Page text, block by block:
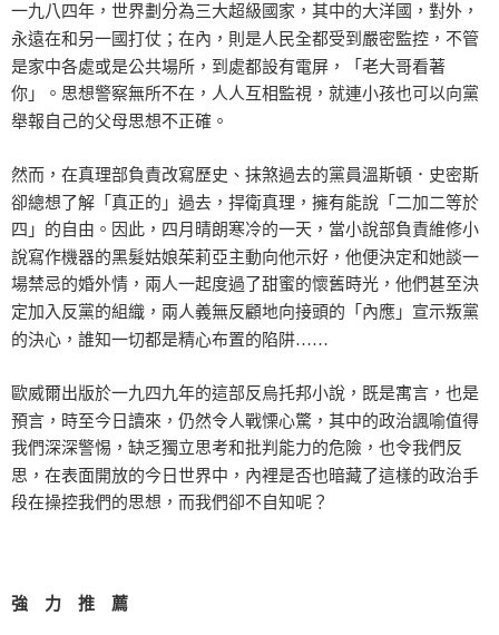
一九八四年，世界劃分為三大超級國家，其中的大洋國，對外，
永遠在和另一國打仗；在內，則是人民全都受到嚴密監控，不管
是家中各處或是公共場所，到處都設有電屏，「老大哥看著
你」。思想警察無所不在，人人互相監視，就連小孩也可以向黨
舉報自己的父母思想不正確。
然而，在真理部負責改寫歷史、抹煞過去的黨員溫斯頓．史密斯
卻總想了解「真正的」過去，捍衛真理，擁有能說「二加二等於
四」的自由。因此，四月晴朗寒冷的一天，當小說部負責維修小
說寫作機器的黑髮姑娘茱莉亞主動向他示好，他便決定和她談一
場禁忌的婚外情，兩人一起度過了甜蜜的懷舊時光，他們甚至決
定加入反黨的組織，兩人義無反顧地向接頭的「內應」宣示叛黨
的決心，誰知一切都是精心布置的陷阱……
歐威爾出版於一九四九年的這部反烏托邦小說，既是寓言，也是
預言，時至今日讀來，仍然令人戰慄心驚，其中的政治諷喻值得
我們深深警惕，缺乏獨立思考和批判能力的危險，也令我們反
思，在表面開放的今日世界中，內裡是否也暗藏了這樣的政治手
段在操控我們的思想，而我們卻不自知呢？
強 力 推 薦